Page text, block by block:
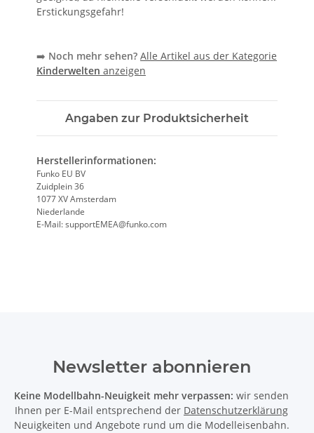
Erstickungsgefahr!
➡️ Noch mehr sehen? Alle Artikel aus der Kategorie
Kinderwelten anzeigen
Angaben zur Produktsicherheit
Herstellerinformationen:
Funko EU BV
Zuidplein 36
1077 XV Amsterdam
Niederlande
E-Mail: supportEMEA@funko.com
Newsletter abonnieren
Keine Modellbahn-Neuigkeit mehr verpassen: wir senden
Ihnen per E-Mail entsprechend der Datenschutzerklärung
Neuigkeiten und Angebote rund um die Modelleisenbahn.